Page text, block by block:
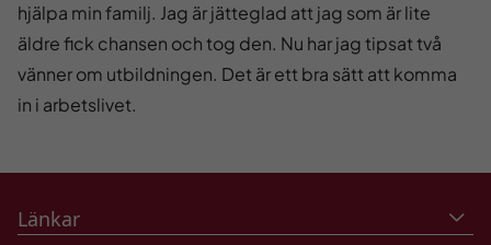
hjälpa min familj. Jag är jätteglad att jag som är lite
äldre fick chansen och tog den. Nu har jag tipsat två
vänner om utbildningen. Det är ett bra sätt att komma
in i arbetslivet.
Länkar